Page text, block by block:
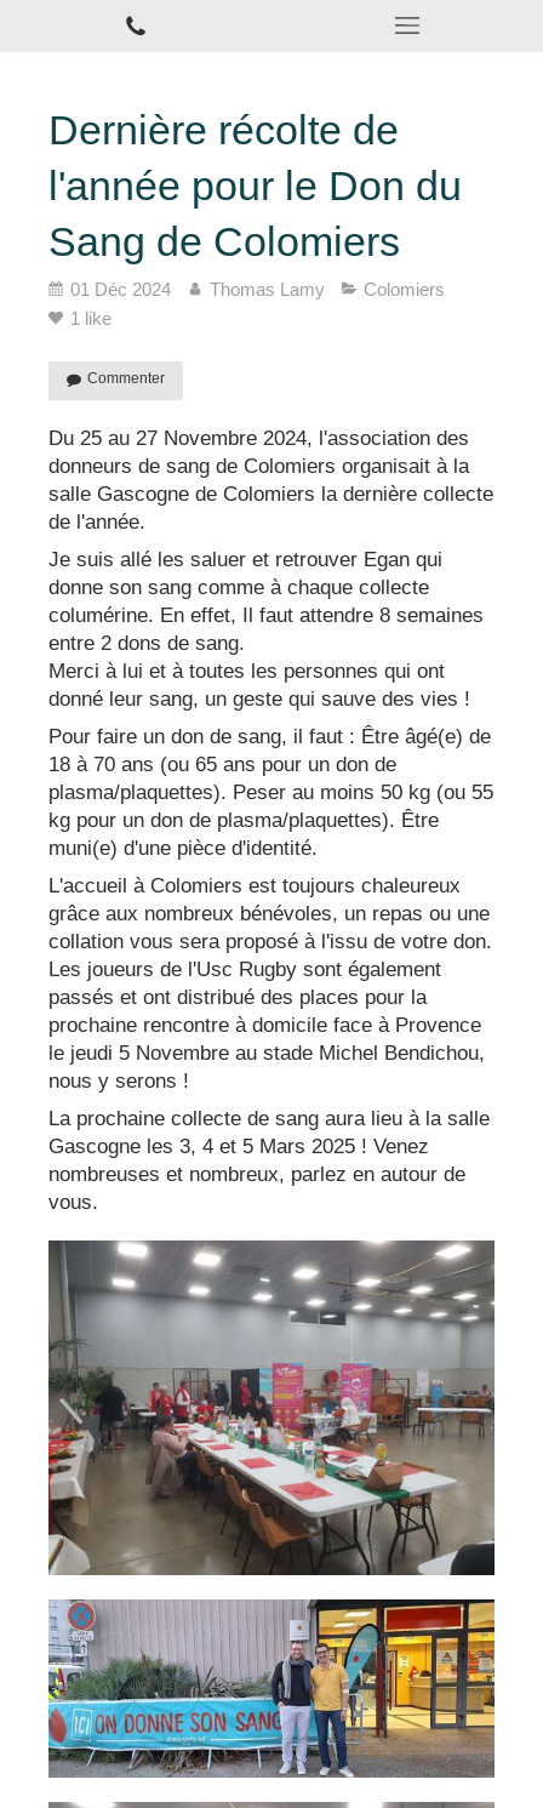
Dernière récolte de
l'année pour le Don du
Sang de Colomiers
01 Déc 2024 Thomas Lamy
Colomiers
1 like
Commenter
Du 25 au 27 Novembre 2024, l'association des
donneurs de sang de Colomiers organisait à la
salle Gascogne de Colomiers la dernière collecte
de l'année.
Je suis allé les saluer et retrouver Egan qui
donne son sang comme à chaque collecte
columérine. En effet, Il faut attendre 8 semaines
entre 2 dons de sang.
Merci à lui et à toutes les personnes qui ont
donné leur sang, un geste qui sauve des vies !
Pour faire un don de sang, il faut : Être âgé(e) de
18 à 70 ans (ou 65 ans pour un don de
plasma/plaquettes). Peser au moins 50 kg (ou 55
kg pour un don de plasma/plaquettes). Être
muni(e) d'une pièce d'identité.
L'accueil à Colomiers est toujours chaleureux
grâce aux nombreux bénévoles, un repas ou une
collation vous sera proposé à l'issu de votre don.
Les joueurs de l'Usc Rugby sont également
passés et ont distribué des places pour la
prochaine rencontre à domicile face à Provence
le jeudi 5 Novembre au stade Michel Bendichou,
nous y serons !
La prochaine collecte de sang aura lieu à la salle
Gascogne les 3, 4 et 5 Mars 2025 ! Venez
nombreuses et nombreux, parlez en autour de
vous.